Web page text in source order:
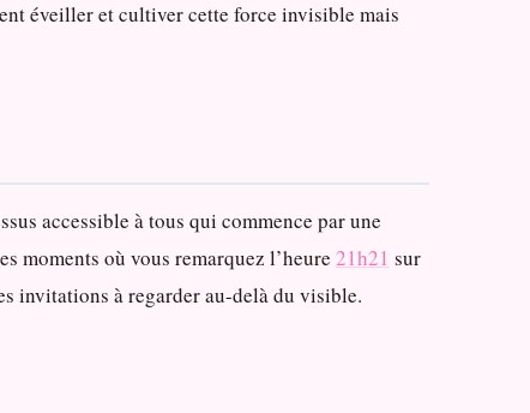
éveiller et cultiver cette force invisible mais
accessible à tous qui commence par une
moments où vous remarquez l’heure 21h21 sur
invitations à regarder au-delà du visible.